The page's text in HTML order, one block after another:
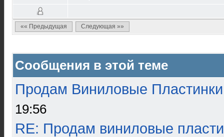
«« Предыдущая Следующая »»
Сообщения в этой теме
Продам Виниловые Пластинки
19:56
RE: Продам виниловые